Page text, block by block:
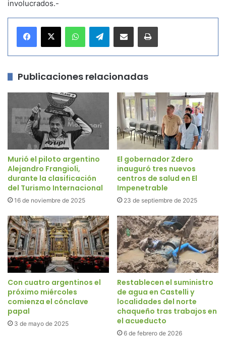
involucrados.-
Telegram
Publicaciones relacionadas
Murió el piloto argentino
Alejandro Frangioli,
durante la clasificación
del Turismo Internacional
16 de noviembre de 2025
El gobernador Zdero
inauguró tres nuevos
centros de salud en El
Impenetrable
23 de septiembre de 2025
Con cuatro argentinos el
próximo miércoles
comienza el cónclave
papal
3 de mayo de 2025
Restablecen el suministro
de agua en Castelli y
localidades del norte
chaqueño tras trabajos en
el acueducto
6 de febrero de 2026